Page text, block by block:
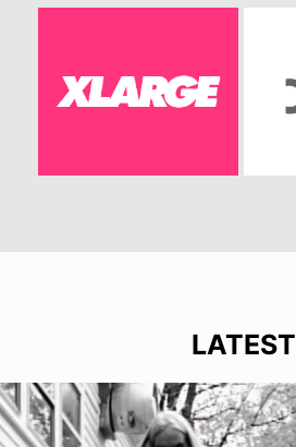
LATEST